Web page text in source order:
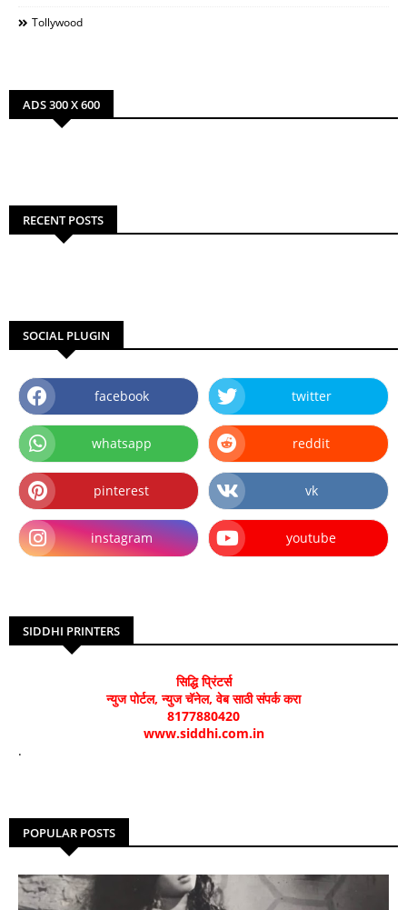
Tollywood
ADS 300 X 600
RECENT POSTS
SOCIAL PLUGIN
facebook twitter
whatsapp reddit
pinterest vk
instagram youtube
SIDDHI PRINTERS
सिद्धि प्रिंटर्स
न्युज पोर्टल, न्युज चॅनेल, वेब साठी संपर्क करा
8177880420
www.siddhi.com.in
.
POPULAR POSTS